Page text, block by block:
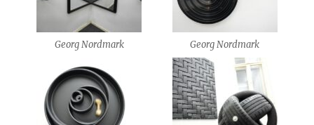
Georg Nordmark Georg Nordmark